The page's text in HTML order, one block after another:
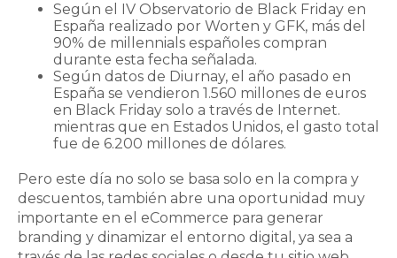
Según el IV Observatorio de Black Friday en
España realizado por Worten y GFK, más del
90% de millennials españoles compran
durante esta fecha señalada.
Según datos de Diurnay, el año pasado en
España se vendieron 1.560 millones de euros
en Black Friday solo a través de Internet.
mientras que en Estados Unidos, el gasto total
fue de 6.200 millones de dólares.
Pero este día no solo se basa solo en la compra y
descuentos, también abre una oportunidad muy
importante en el eCommerce para generar
branding y dinamizar el entorno digital, ya sea a